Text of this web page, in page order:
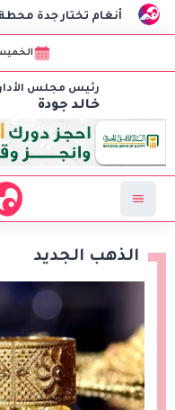
تختار جدة محطة أولى
الخميس 06 أغسطس
رئيس مجلس
خالد جودة
الذهب الجديد